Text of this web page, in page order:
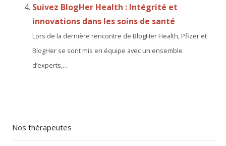
Suivez BlogHer Health : Intégrité et
innovations dans les soins de santé
Lors de la dernière rencontre de BlogHer Health, Pfizer et
BlogHer se sont mis en équipe avec un ensemble
d’experts,...
Nos thérapeutes